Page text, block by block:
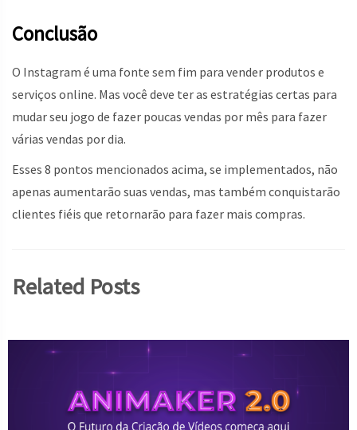
Conclusão
O Instagram é uma fonte sem fim para vender produtos e
serviços online. Mas você deve ter as estratégias certas para
mudar seu jogo de fazer poucas vendas por mês para fazer
várias vendas por dia.
Esses 8 pontos mencionados acima, se implementados, não
apenas aumentarão suas vendas, mas também conquistarão
clientes fiéis que retornarão para fazer mais compras.
Related Posts